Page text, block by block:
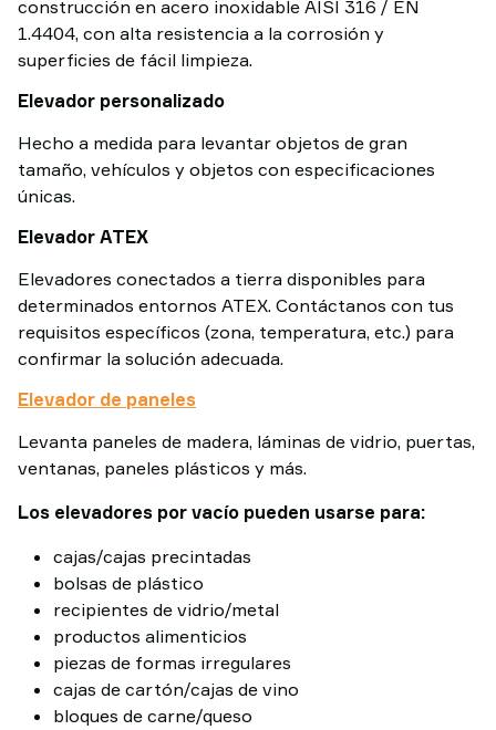
construcción en acero inoxidable AISI 316 / EN
1.4404, con alta resistencia a la corrosión y
superficies de fácil limpieza.
Elevador personalizado
Hecho a medida para levantar objetos de gran
tamaño, vehículos y objetos con especificaciones
únicas.
Elevador ATEX
Elevadores conectados a tierra disponibles para
determinados entornos ATEX. Contáctanos con tus
requisitos específicos (zona, temperatura, etc.) para
confirmar la solución adecuada.
Elevador de paneles
Levanta paneles de madera, láminas de vidrio, puertas,
ventanas, paneles plásticos y más.
Los elevadores por vacío pueden usarse para:
cajas/cajas precintadas
bolsas de plástico
recipientes de vidrio/metal
productos alimenticios
piezas de formas irregulares
cajas de cartón/cajas de vino
bloques de carne/queso